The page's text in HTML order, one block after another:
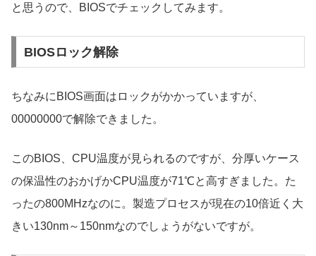
と思うので、BIOSでチェックしてみます。
BIOSロック解除
ちなみにBIOS画面はロックがかかっていますが、
00000000で解除できました。
このBIOS、CPU温度が見られるのですが、分厚いケース
の保温性のおかげかCPU温度が71℃と高すぎました。た
ったの800MHzなのに。製造プロセスが現在の10倍近く大
きい130nm～150nmなのでしょうがないですが。